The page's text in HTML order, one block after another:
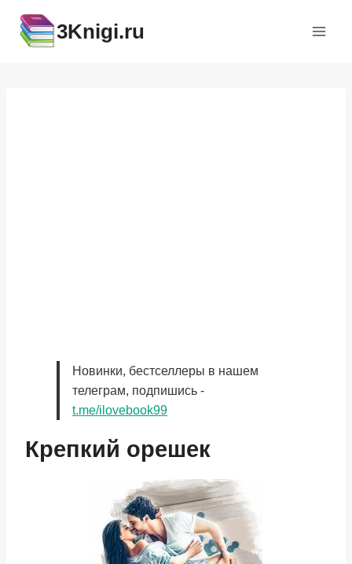
содержимому
3Knigi.ru
Новинки, бестселлеры в нашем
телеграм, подпишись -
t.me/ilovebook99
Крепкий орешек